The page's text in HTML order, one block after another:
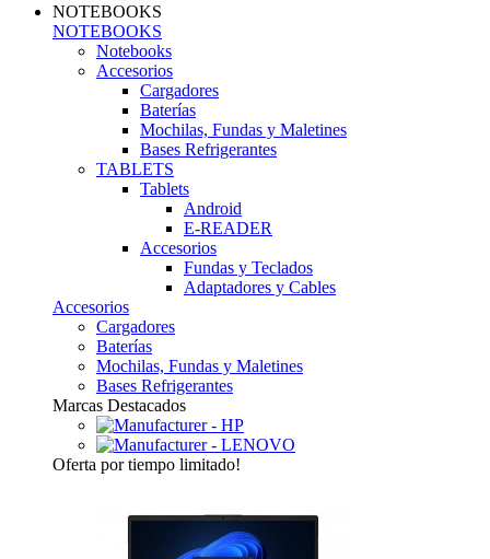
NOTEBOOKS
NOTEBOOKS
Notebooks
Accesorios
Cargadores
Baterías
Mochilas, Fundas y Maletines
Bases Refrigerantes
TABLETS
Tablets
Android
E-READER
Accesorios
Fundas y Teclados
Adaptadores y Cables
Accesorios
Cargadores
Baterías
Mochilas, Fundas y Maletines
Bases Refrigerantes
Marcas Destacados
Oferta por tiempo limitado!